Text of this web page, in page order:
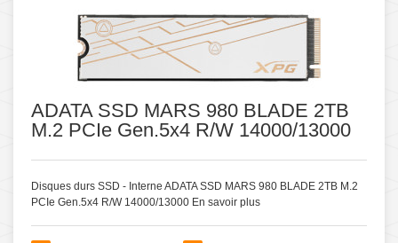
ADATA SSD MARS 980 BLADE 2TB
M.2 PCIe Gen.5x4 R/W 14000/13000
Disques durs SSD - Interne ADATA SSD MARS 980 BLADE 2TB M.2
PCIe Gen.5x4 R/W 14000/13000 En savoir plus